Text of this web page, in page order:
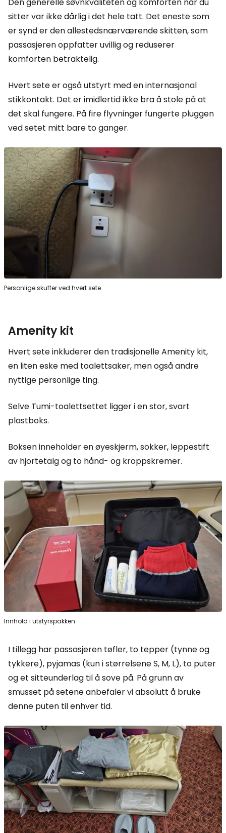
sitter var ikke dårlig i det hele tatt. Det eneste som
er synd er den allestedsnærværende skitten, som
passasjeren oppfatter uvillig og reduserer
komforten betraktelig.
Hvert sete er også utstyrt med en internasjonal
stikkontakt. Det er imidlertid ikke bra å stole på at
det skal fungere. På fire flyvninger fungerte pluggen
ved setet mitt bare to ganger.
Personlige skuffer ved hvert sete
Amenity kit
Hvert sete inkluderer den tradisjonelleAmenity kit,
en liten eske med toalettsaker, men også andre
nyttige personlige ting.
Selve Tumi-toalettsettet ligger i en stor, svart
plastboks.
Boksen inneholder en øyeskjerm, sokker, leppestift
av hjortetalg og to hånd- og kroppskremer.
Innhold i utstyrspakken
I tillegg har passasjeren tøfler, to tepper (tynne og
tykkere), pyjamas (kun i størrelsene S, M, L), to puter
og et sitteunderlag til å sove på. På grunn av
smusset på setene anbefaler vi absolutt å bruke
denne puten til enhver tid.